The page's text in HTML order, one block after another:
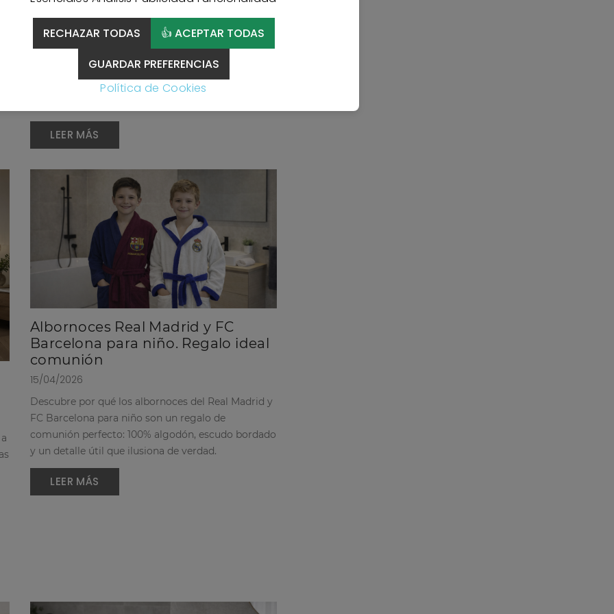
RECHAZAR TODAS
👍 ACEPTAR TODAS
GUARDAR PREFERENCIAS
Política de Cookies
muchas veces el problema no está solo en la
tejidos, el protector del colchón y las capas que
explicamos cómo mantener el dormitorio fresco
en verano con soluciones reales, sencillas y fáciles
LEER MÁS
Albornoces Real Madrid y FC
Barcelona para niño. Regalo ideal
comunión
15/04/2026
Descubre por qué los albornoces del Real Madrid y
FC Barcelona para niño son un regalo de
comunión perfecto: 100% algodón, escudo bordado
y un detalle útil que ilusiona de verdad.
LEER MÁS